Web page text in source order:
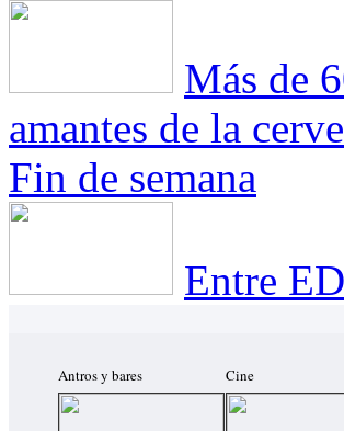
Más de
amantes de la
Fin de semana
Entre
Antros y bares Cine